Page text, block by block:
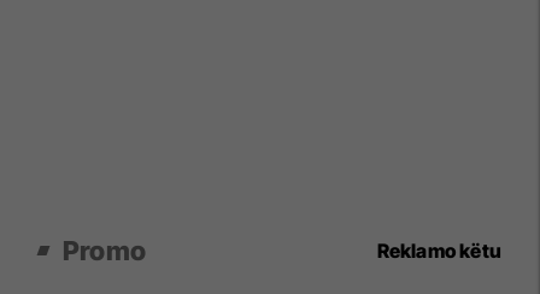
Promo Reklamo këtu